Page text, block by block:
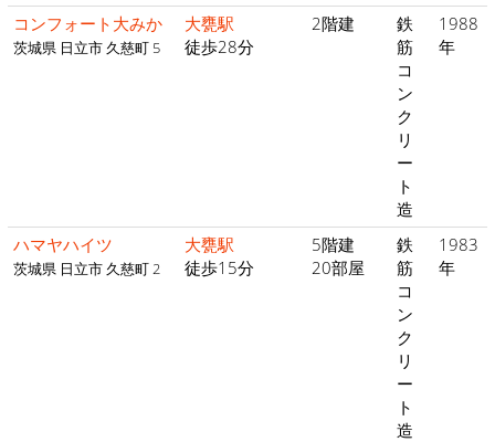
コンフォート大みか
茨城県 日立市 久慈町 5
大甕駅
徒歩28分
2階建
鉄
筋
コ
ン
ク
リ
ー
ト
造
1988
年
ハマヤハイツ
茨城県 日立市 久慈町 2
大甕駅
徒歩15分
5階建
20部屋
鉄
筋
コ
ン
ク
リ
ー
ト
造
1983
年